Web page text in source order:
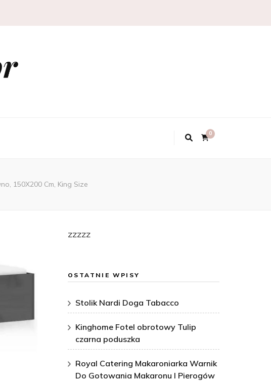
0
150X200 Cm, King Size
zzzzz
OSTATNIE WPISY
Stolik Nardi Doga Tabacco
Kinghome Fotel obrotowy Tulip
czarna poduszka
Royal Catering Makaroniarka Warnik
Do Gotowania Makaronu I Pierogów